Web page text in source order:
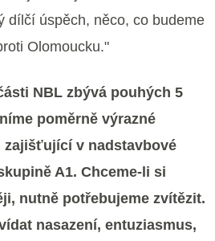
dílčí úspěch, něco, co budeme
Olomoucku."
NBL zbývá pouhých 5
poměrně výrazné
zajišťující v nadstavbové
A1. Chceme-li si
nutně potřebujeme zvítězit.
nasazení, entuziasmus,